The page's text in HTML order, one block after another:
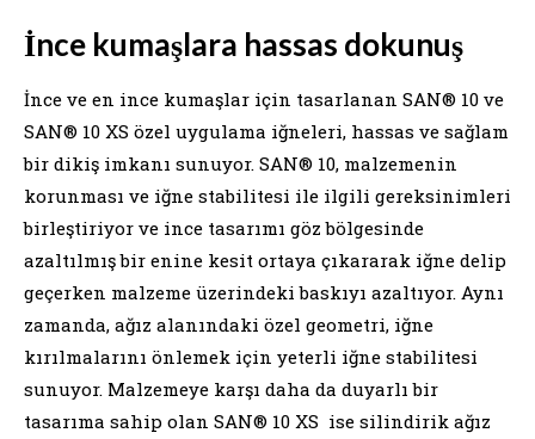
İnce kumaşlara hassas dokunuş
İnce ve en ince kumaşlar için tasarlanan SAN® 10 ve
SAN® 10 XS özel uygulama iğneleri, hassas ve sağlam
bir dikiş imkanı sunuyor. SAN® 10, malzemenin
korunması ve iğne stabilitesi ile ilgili gereksinimleri
birleştiriyor ve ince tasarımı göz bölgesinde
azaltılmış bir enine kesit ortaya çıkararak iğne delip
geçerken malzeme üzerindeki baskıyı azaltıyor. Aynı
zamanda, ağız alanındaki özel geometri, iğne
kırılmalarını önlemek için yeterli iğne stabilitesi
sunuyor. Malzemeye karşı daha da duyarlı bir
tasarıma sahip olan SAN® 10 XS ise silindirik ağız